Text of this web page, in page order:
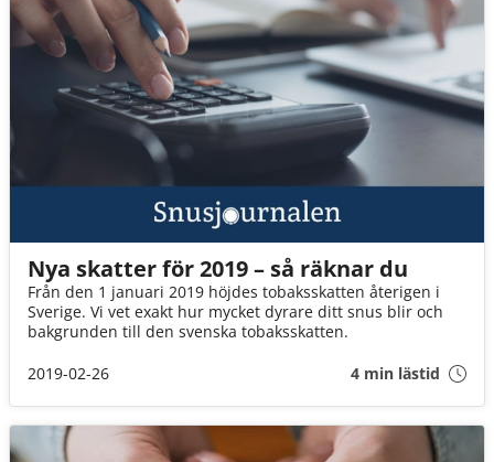
Nya skatter för 2019 – så räknar du
Från den 1 januari 2019 höjdes tobaksskatten återigen i
Sverige. Vi vet exakt hur mycket dyrare ditt snus blir och
bakgrunden till den svenska tobaksskatten.
2019-02-26
4 min lästid